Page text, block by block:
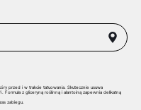
przed i w trakcie tatuowania. Skutecznie usuwa
z gliceryną roślinną i alantoiną zapewnia delikatną
zabiegu.